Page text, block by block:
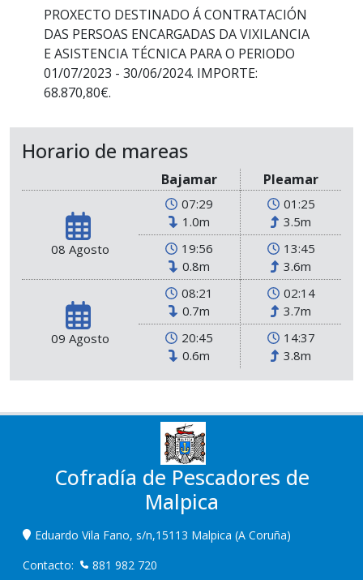
PROXECTO DESTINADO Á CONTRATACIÓN
DAS PERSOAS ENCARGADAS DA VIXILANCIA
E ASISTENCIA TÉCNICA PARA O PERIODO
01/07/2023 - 30/06/2024. IMPORTE:
68.870,80€.
Horario de mareas
Bajamar Pleamar
08 Agosto
07:29
1.0m
01:25
3.5m
19:56
0.8m
13:45
3.6m
09 Agosto
08:21
0.7m
02:14
3.7m
20:45
0.6m
14:37
3.8m
Cofradía de Pescadores de
Malpica
Eduardo Vila Fano, s/n,15113 Malpica (A Coruña)
Contacto:
881 982 720